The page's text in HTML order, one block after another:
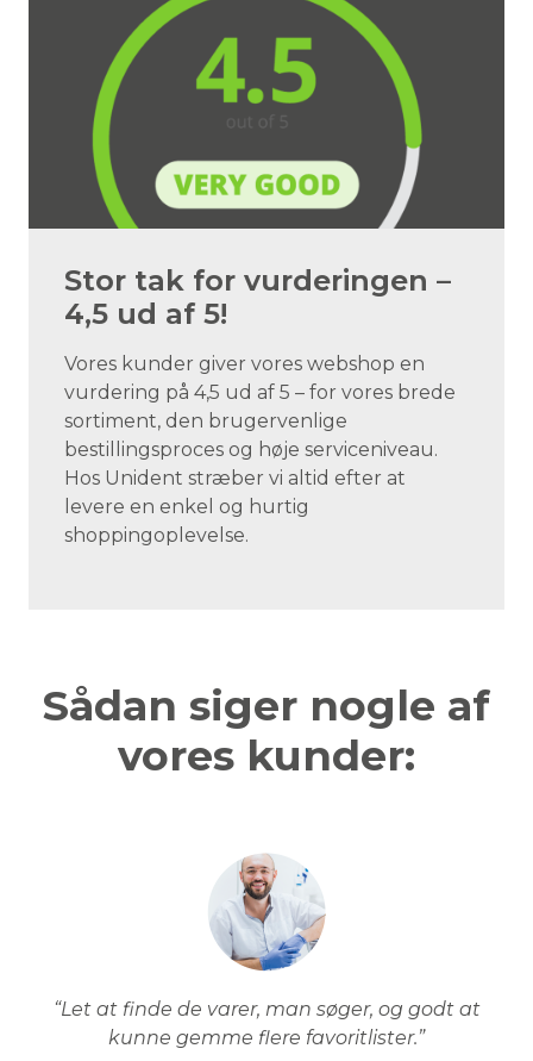
Stor tak for vurderingen –
4,5 ud af 5!
Vores kunder giver vores webshop en
vurdering på 4,5 ud af 5 – for vores brede
sortiment, den brugervenlige
bestillingsproces og høje serviceniveau.
Hos Unident stræber vi altid efter at
levere en enkel og hurtig
shoppingoplevelse.
Sådan siger nogle af
vores kunder:
“Let at finde de varer, man søger, og godt at
kunne gemme flere favoritlister.”